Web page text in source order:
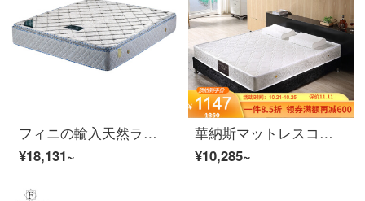
フィニの輸入天然ラテックス畳1.5 m 1.8 mスプリングマット寝室家具カスタマイズラテックスマットレス1800*2000 mm
¥18,131~
華納斯マットレスココナッツブラウンマットレススプリングマットレス白.1500*2000(mm)
¥10,285~